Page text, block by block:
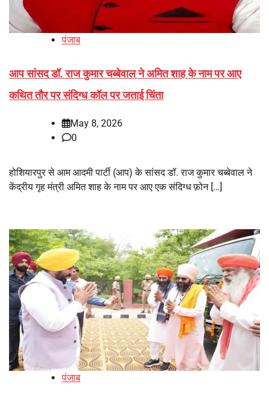
पंजाब
आप सांसद डॉ. राज कुमार चब्बेवाल ने अमित शाह के नाम पर आए
कथित तौर पर संदिग्ध कॉल पर जताई चिंता
May 8, 2026
0
होशियारपुर से आम आदमी पार्टी (आप) के सांसद डॉ. राज कुमार चब्बेवाल ने
केंद्रीय गृह मंत्री अमित शाह के नाम पर आए एक संदिग्ध फ़ोन […]
पंजाब